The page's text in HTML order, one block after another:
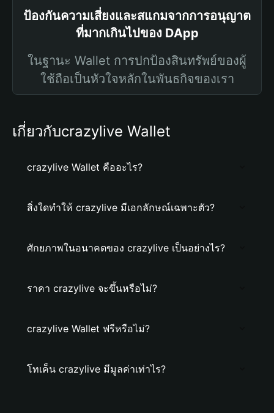
ป้องกันความเสี่ยงและสแกมจากการอนุญาต
ที่มากเกินไปของ DApp
ในฐานะ Wallet การปกป้องสินทรัพย์ของผู้
ใช้ถือเป็นหัวใจหลักในพันธกิจของเรา
เกี่ยวกับcrazylive Wallet
crazylive Wallet คืออะไร?
สิ่งใดทำให้ crazylive มีเอกลักษณ์เฉพาะตัว?
ศักยภาพในอนาคตของ crazylive เป็นอย่างไร?
ราคา crazylive จะขึ้นหรือไม่?
crazylive Wallet ฟรีหรือไม่?
โทเค็น crazylive มีมูลค่าเท่าไร?